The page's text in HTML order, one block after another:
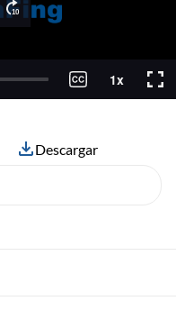
Descargar